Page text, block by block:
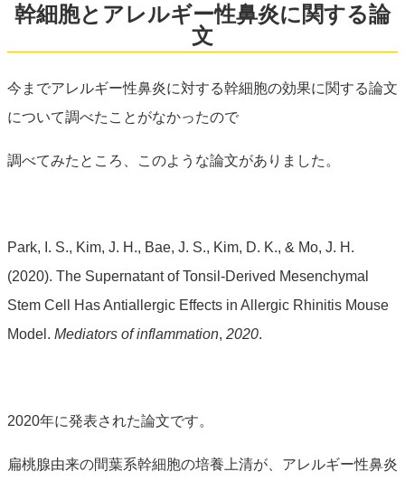
幹細胞とアレルギー性鼻炎に関する論
文
今までアレルギー性鼻炎に対する幹細胞の効果に関する論文
について調べたことがなかったので
調べてみたところ、このような論文がありました。
Park, I. S., Kim, J. H., Bae, J. S., Kim, D. K., & Mo, J. H.
(2020). The Supernatant of Tonsil-Derived Mesenchymal
Stem Cell Has Antiallergic Effects in Allergic Rhinitis Mouse
Model. Mediators of inflammation, 2020.
2020年に発表された論文です。
扁桃腺由来の間葉系幹細胞の培養上清が、アレルギー性鼻炎